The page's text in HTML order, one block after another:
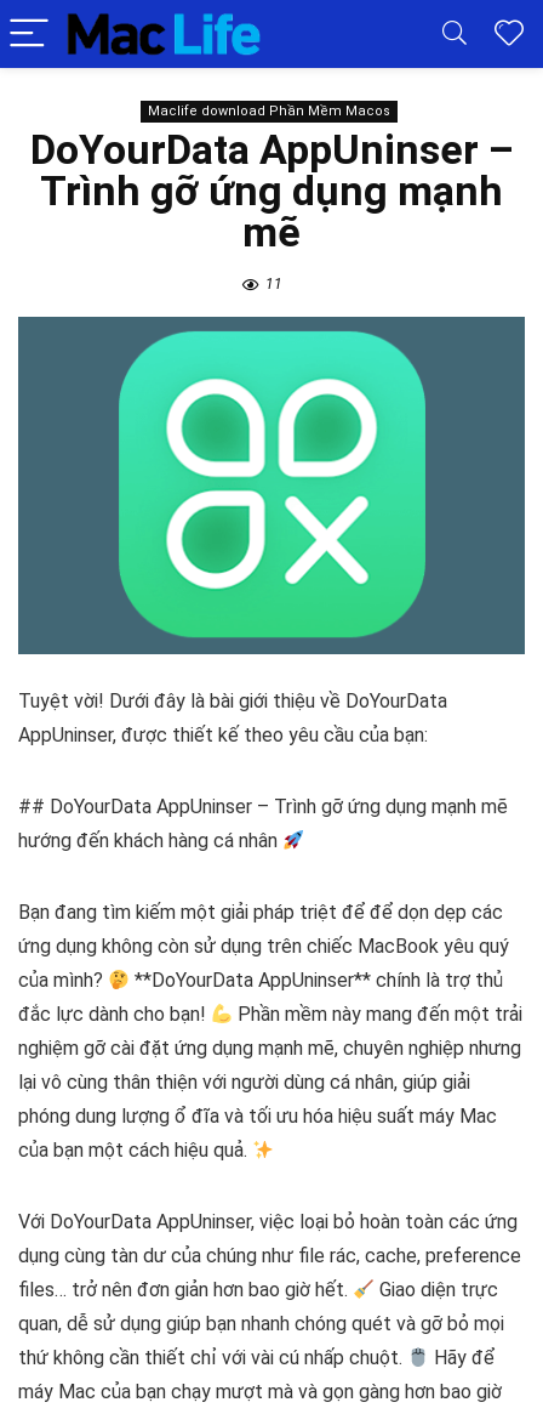
Maclife download Phần Mềm Macos
DoYourData AppUninser –
Trình gỡ ứng dụng mạnh
mẽ
11
Tuyệt vời! Dưới đây là bài giới thiệu về DoYourData
AppUninser, được thiết kế theo yêu cầu của bạn:
## DoYourData AppUninser – Trình gỡ ứng dụng mạnh mẽ
hướng đến khách hàng cá nhân
Bạn đang tìm kiếm một giải pháp triệt để để dọn dẹp các
ứng dụng không còn sử dụng trên chiếc MacBook yêu quý
của mình?
**DoYourData AppUninser** chính là trợ thủ
đắc lực dành cho bạn!
Phần mềm này mang đến một trải
nghiệm gỡ cài đặt ứng dụng mạnh mẽ, chuyên nghiệp nhưng
lại vô cùng thân thiện với người dùng cá nhân, giúp giải
phóng dung lượng ổ đĩa và tối ưu hóa hiệu suất máy Mac
của bạn một cách hiệu quả.
Với DoYourData AppUninser, việc loại bỏ hoàn toàn các ứng
dụng cùng tàn dư của chúng như file rác, cache, preference
files… trở nên đơn giản hơn bao giờ hết.
Giao diện trực
quan, dễ sử dụng giúp bạn nhanh chóng quét và gỡ bỏ mọi
thứ không cần thiết chỉ với vài cú nhấp chuột.
Hãy để
máy Mac của bạn chạy mượt mà và gọn gàng hơn bao giờ